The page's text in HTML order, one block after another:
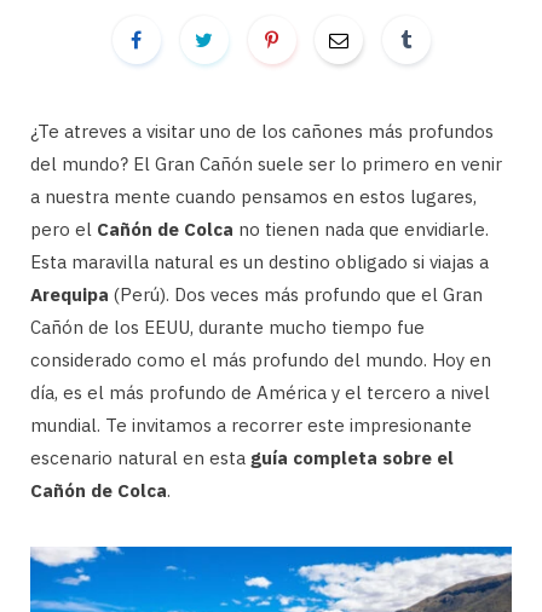
¿Te atreves a visitar uno de los cañones más profundos
del mundo? El Gran Cañón suele ser lo primero en venir
a nuestra mente cuando pensamos en estos lugares,
pero el Cañón de Colca no tienen nada que envidiarle.
Esta maravilla natural es un destino obligado si viajas a
Arequipa (Perú). Dos veces más profundo que el Gran
Cañón de los EEUU, durante mucho tiempo fue
considerado como el más profundo del mundo. Hoy en
día, es el más profundo de América y el tercero a nivel
mundial. Te invitamos a recorrer este impresionante
escenario natural en esta guía completa sobre el
Cañón de Colca.